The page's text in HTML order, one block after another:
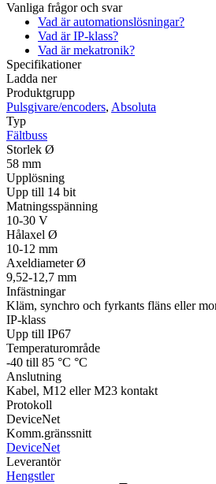
Vanliga frågor och svar
Vad är automationslösningar?
Vad är IP-klass?
Vad är mekatronik?
Specifikationer
Ladda ner
Produktgrupp
Pulsgivare/encoders, Absoluta
Typ
Fältbuss
Storlek Ø
58 mm
Upplösning
Upp till 14 bit
Matningsspänning
10-30 V
Hålaxel Ø
10-12 mm
Axeldiameter Ø
9,52-12,7 mm
Infästningar
Kläm, synchro och fyrkants fläns eller
IP-klass
Upp till IP67
Temperaturområde
-40 till 85 °C °C
Anslutning
Kabel, M12 eller M23 kontakt
Protokoll
DeviceNet
Komm.gränssnitt
DeviceNet
Leverantör
Hengstler